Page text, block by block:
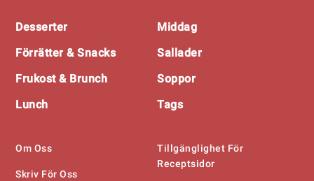
Desserter
Förrätter & Snacks
Frukost & Brunch
Lunch
Middag
Sallader
Soppor
Tags
Om Oss
Skriv För Oss
Tillgänglighet För
Receptsidor